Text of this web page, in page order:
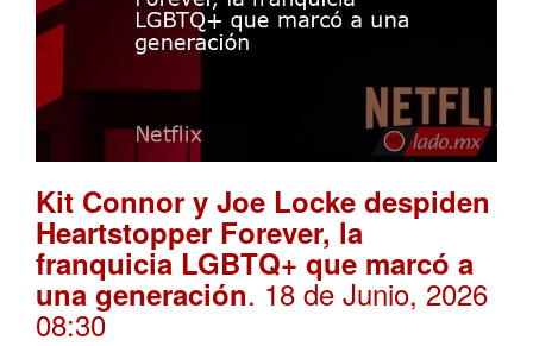
Kit Connor y Joe Locke despiden
Heartstopper Forever, la
franquicia LGBTQ+ que marcó a
una generación. 18 de Junio, 2026
08:30